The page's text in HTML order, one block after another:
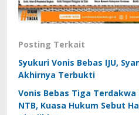
Posting Terkait
Syukuri Vonis Bebas IJU,
Akhirnya Terbukti
Vonis Bebas Tiga Terdakwa
NTB, Kuasa Hukum Sebut